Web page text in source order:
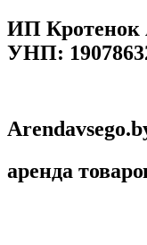
ИП Кротенок
УНП:
аренда